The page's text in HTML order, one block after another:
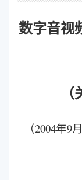
数字音视
（2004年